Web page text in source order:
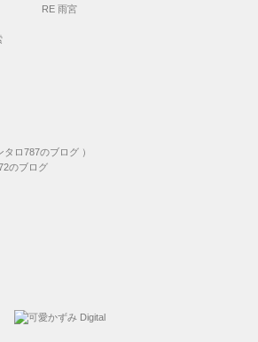
RE 雨宮
タロ787のブログ ）
のブログ